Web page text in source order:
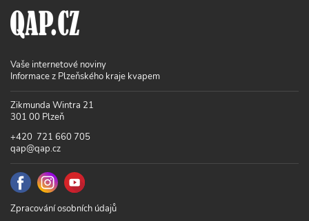
Vaše internetové noviny
Informace z Plzeňského kraje kvapem
Zikmunda Wintra 21
301 00 Plzeň
+420 721 660 705
qap@qap.cz
Zpracování osobních údajů